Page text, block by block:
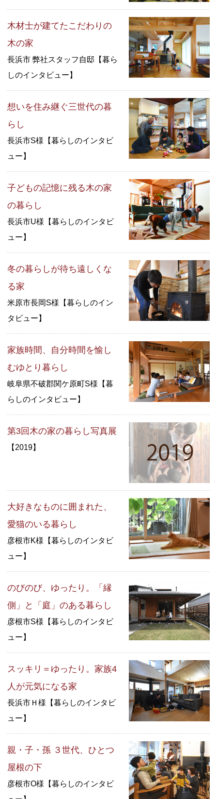
木材士が建てたこだわりの
木の家
長浜市 弊社スタッフ自邸【暮ら
しのインタビュー】
想いを住み継ぐ三世代の暮
らし
長浜市S様【暮らしのインタビ
ュー】
子どもの記憶に残る木の家
の暮らし
長浜市U様【暮らしのインタビ
ュー】
冬の暮らしが待ち遠しくな
る家
米原市長岡S様【暮らしのイン
タビュー】
家族時間、自分時間を愉し
むゆとり暮らし
岐阜県不破郡関ケ原町S様【暮
らしのインタビュー】
第3回木の家の暮らし写真展
【2019】
大好きなものに囲まれた、
愛猫のいる暮らし
彦根市K様【暮らしのインタビ
ュー】
のびのび、ゆったり。「縁
側」と「庭」のある暮らし
彦根市S様【暮らしのインタビ
ュー】
スッキリ＝ゆったり。家族4
人が元気になる家
長浜市Ｈ様【暮らしのインタビ
ュー】
親・子・孫 ３世代、ひとつ
屋根の下
彦根市O様【暮らしのインタビ